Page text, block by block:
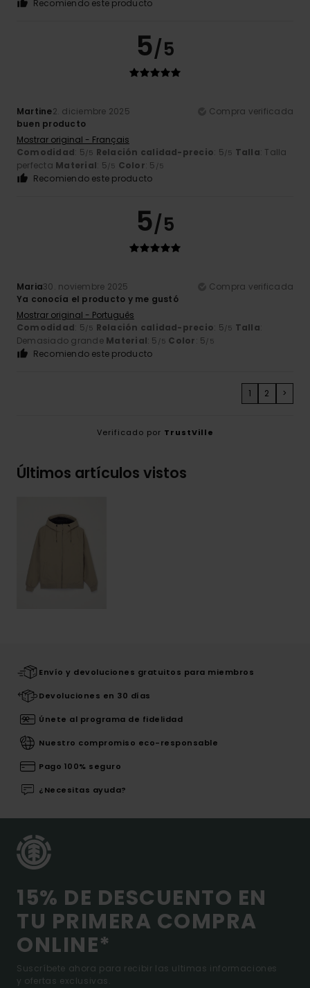
Recomiendo este producto
5/5
Martine2. diciembre 2025
Compra verificada
buen producto
Mostrar original - Français
Comodidad: 5/5 Relación calidad-precio: 5/5 Talla: Talla
perfecta Material: 5/5 Color: 5 /5
Recomiendo este producto
5/5
Maria30. noviembre 2025
Compra verificada
Ya conocía el producto y me gustó
Mostrar original - Português
Comodidad: 5/5 Relación calidad-precio: 5/5 Talla:
Demasiado grande Material: 5 /5 Color: 5/5
Recomiendo este producto
1 2 >
Verificado por TrustVille
Últimos artículos vistos
Envío y devoluciones gratuitos para miembros
Devoluciones en 30 días
Únete al programa de fidelidad
Nuestro compromiso eco-responsable
Pago 100% seguro
¿Necesitas ayuda?
15% DE DESCUENTO EN
TU PRIMERA COMPRA
ONLINE*
Suscríbete ahora para recibir las ultimas informaciones
y ofertas exclusivas.